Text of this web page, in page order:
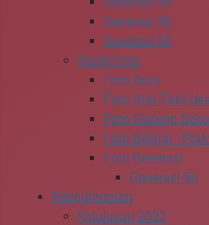
Generasi 56
Generasi 58
Galeri Foto
Foto Guru
Foto Staf Tata
Foto Gedung
Foto Belajar -
Foto Generasi
Generasi 56
Pengumuman
Kelulusan 2023